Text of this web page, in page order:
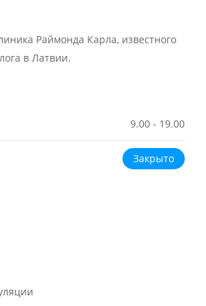
Раймонда Карла, известного
в Латвии.
9.00 - 19.00
Закрыто